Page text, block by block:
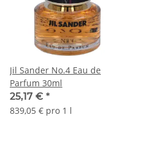
Jil Sander No.4 Eau de
Parfum 30ml
25,17 € *
839,05 € pro 1 l